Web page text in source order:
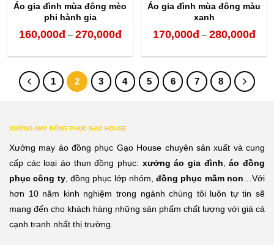
Áo gia đình mùa đông mèo
phi hành gia
160,000đ – 270,000đKhoảng
từ
160,000đ
270,000đ
Áo gia đình mùa đông màu
xanh
170,000đ – 280,000đ
1 2 3 4 5 6 7 8
XƯỞNG MAY ĐỒNG PHỤC GẠO HOUSE
Xưởng may áo đồng phục Gạo House chuyên sản xuất và cung
cấp các loại áo thun đồng phục: xưởng áo gia đình ,áo đồng
phục công ty, đồng phục lớp nhóm,đồng phục mầm non …Với
hơn 10 năm kinh nghiệm trong ngành chúng tôi luôn tự tin sẽ
mang đến cho khách hàng những sản phẩm chất lượng với giá cả
cạnh tranh nhất thị trường.